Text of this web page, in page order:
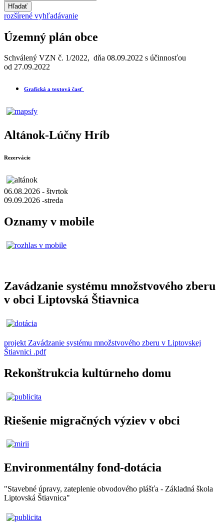
Hľadať
rozšírené vyhľadávanie
Územný plán obce
Schválený VZN č. 1/2022, dňa 08.09.2022 s účinnosťou
od 27.09.2022
Grafická a textová časť
Altánok-Lúčny Hríb
Rezervácie
06.08.2026 - štvrtok
09.09.2026 -streda
Oznamy v mobile
Zavádzanie systému množstvového zberu
v obci Liptovská Štiavnica
projekt Zavádzanie systému množstvového zberu v Liptovskej
Štiavnici .pdf
Rekonštrukcia kultúrneho domu
Riešenie migračných výziev v obci
Environmentálny fond-dotácia
"Stavebné úpravy, zateplenie obvodového plášťa - Základná škola
Liptovská Štiavnica"